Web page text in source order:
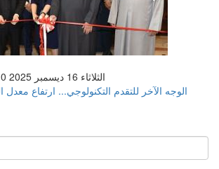
الثلاثاء 16 ديسمبر 2025 10:10 مساءً
الوجه الآخر للتقدم التكنولوجي... ارتفاع معدل